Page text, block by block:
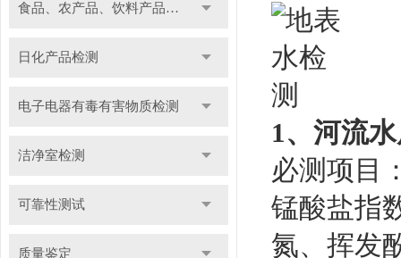
食品、农产品、饮料产品检测
日化产品检测
电子电器有毒有害物质检测
洁净室检测
可靠性测试
质量鉴定
1、河流
必测项目
锰酸盐指
氮、挥发